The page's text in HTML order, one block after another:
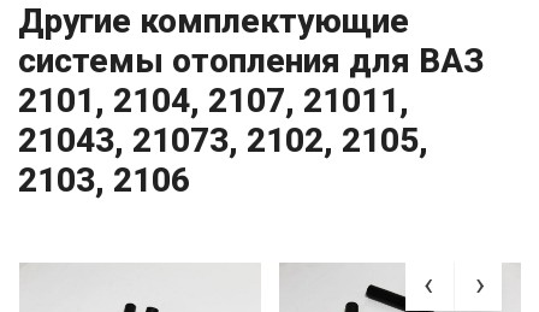
Другие комплектующие
системы отопления для ВАЗ
2101, 2104, 2107, 21011,
21043, 21073, 2102, 2105,
2103, 2106